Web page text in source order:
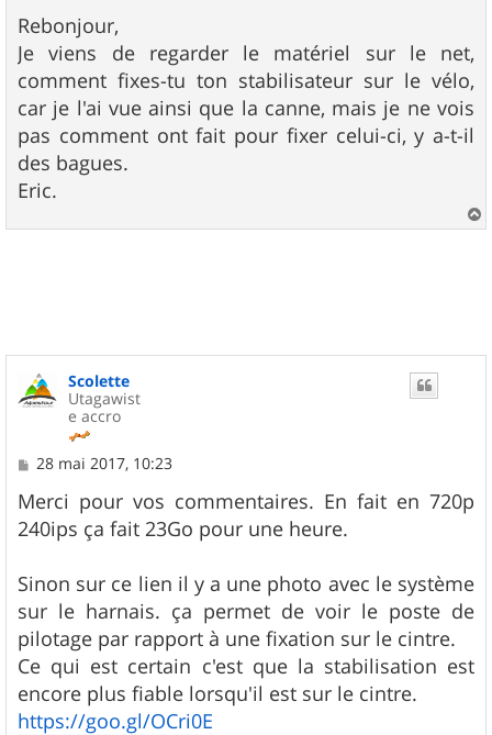
s
s
a
g
e
Rebonjour,
Je viens de regarder le matériel sur le net,
comment fixes-tu ton stabilisateur sur le vélo,
car je l'ai vue ainsi que la canne, mais je ne vois
pas comment ont fait pour fixer celui-ci, y a-t-il
des bagues.
Eric.
a
Scolette
Utagawist
e accro
M
s
s
a
28 mai 2017, 10:23
Merci pour vos commentaires. En fait en 720p
240ips ça fait 23Go pour une heure.
Sinon sur ce lien il y a une photo avec le système
sur le harnais. ça permet de voir le poste de
pilotage par rapport à une fixation sur le cintre.
Ce qui est certain c'est que la stabilisation est
encore plus fiable lorsqu'il est sur le cintre.
https://goo.gl/OCri0E